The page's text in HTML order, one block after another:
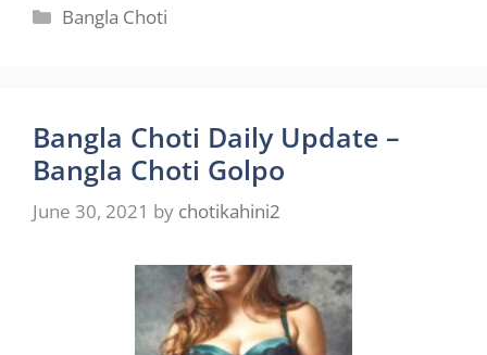
Categories
Bangla Choti
Bangla Choti Daily Update –
Bangla Choti Golpo
June 30, 2021 by chotikahini2